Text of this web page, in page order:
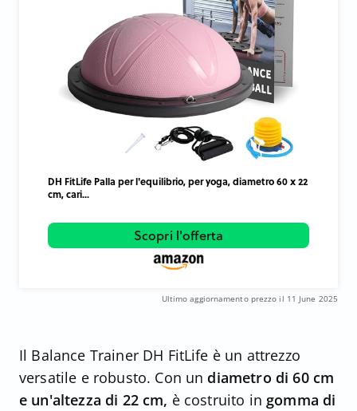
DH FitLife Palla per l'equilibrio, per yoga, diametro 60 x 22
cm, cari...
Scopri l'offerta
Ultimo aggiornamento prezzo il 11 June 2025
Il Balance Trainer DH FitLife è un attrezzo
versatile e robusto. Con un diametro di 60 cm
e un'altezza di 22 cm, è costruito in gomma di